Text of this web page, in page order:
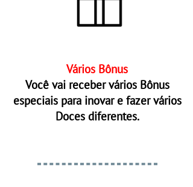
Vários Bônus
Você vai receber vários Bônus
especiais para inovar e fazer vários
Doces diferentes.